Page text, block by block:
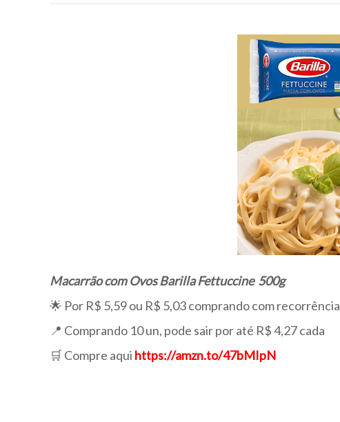
Macarrão com OvosBarilla Fettuccine 500g
🌟 Por R$ 5,59 ou R$ 5,03 comprando com recorrência
📍 Comprando 10 un, pode sair por até R$ 4,27 cada
🛒 Compre aqui https://amzn.to/47bMIpN